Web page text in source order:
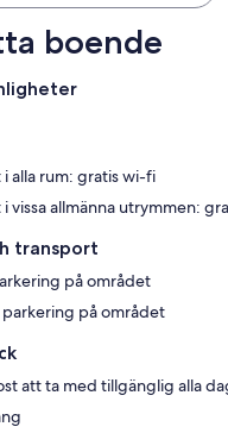
boende
alla rum: gratis wi-fi
vissa allmänna utrymmen:
transport
på området
parkering på området
att ta med tillgänglig alla